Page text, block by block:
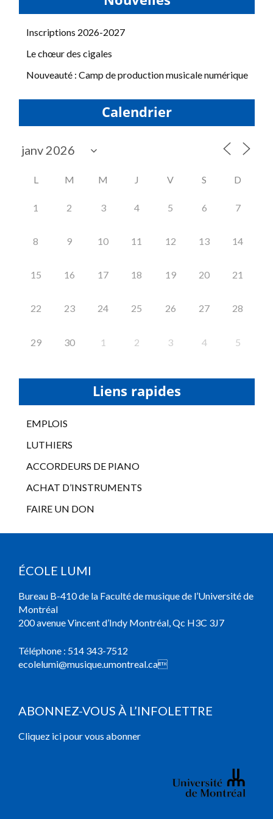
Inscriptions 2026-2027
Le chœur des cigales
Nouveauté : Camp de production musicale numérique
Calendrier
L M M J V S D
1 2 3 4 5 6 7
8 9 10 11 12 13 14
15 16 17 18 19 20 21
22 23 24 25 26 27 28
29 30 1 2 3 4 5
Liens rapides
EMPLOIS
LUTHIERS
ACCORDEURS DE PIANO
ACHAT D’INSTRUMENTS
FAIRE UN DON
ÉCOLE LUMI
Bureau B-410 de la Faculté de musique de l’Université de
Montréal
200 avenue Vincent d’Indy Montréal, Qc H3C 3J7
Téléphone : 514 343-7512
ecolelumi@musique.umontreal.ca
ABONNEZ-VOUS À L’INFOLETTRE
Cliquez ici pour vous abonner